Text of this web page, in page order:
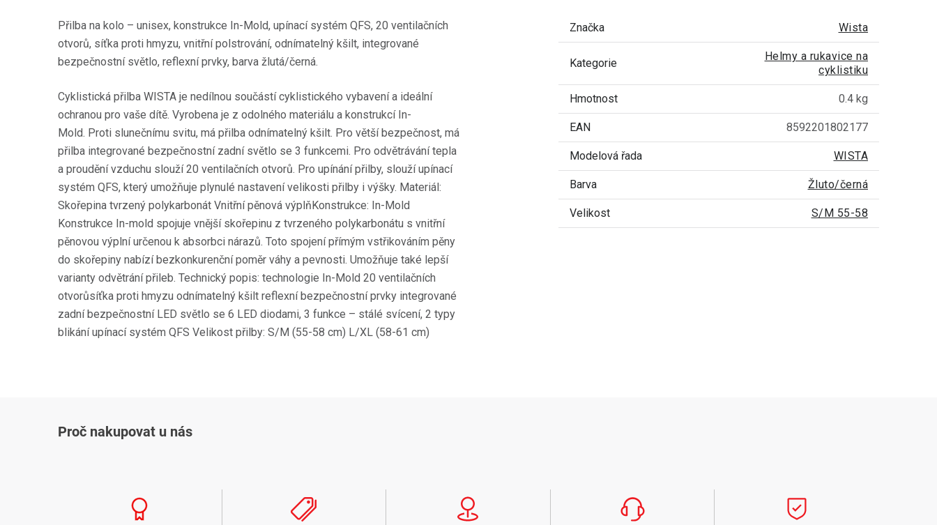
Přilba na kolo – unisex, konstrukce In-Mold, upínací systém QFS, 20 ventilačních
otvorů, síťka proti hmyzu, vnitřní polstrování, odnímatelný kšilt, integrované
bezpečnostní světlo, reflexní prvky, barva žlutá/černá.
Cyklistická přilba WISTA je nedílnou součástí cyklistického vybavení a ideální
ochranou pro vaše dítě. Vyrobena je z odolného materiálu a konstrukcí In-
Mold. Proti slunečnímu svitu, má přilba odnímatelný kšilt. Pro větší bezpečnost, má
přilba integrované bezpečnostní zadní světlo se 3 funkcemi. Pro odvětrávání tepla
a proudění vzduchu slouží 20 ventilačních otvorů. Pro upínání přilby, slouží upínací
systém QFS, který umožňuje plynulé nastavení velikosti přilby i výšky. Materiál:
Skořepina tvrzený polykarbonát Vnitřní pěnová výplňKonstrukce: In-Mold
Konstrukce In-mold spojuje vnější skořepinu z tvrzeného polykarbonátu s vnitřní
pěnovou výplní určenou k absorbci nárazů. Toto spojení přímým vstřikováním pěny
do skořepiny nabízí bezkonkurenční poměr váhy a pevnosti. Umožňuje také lepší
varianty odvětrání přileb. Technický popis: technologie In-Mold 20 ventilačních
otvorůsíťka proti hmyzu odnímatelný kšilt reflexní bezpečnostní prvky integrované
zadní bezpečnostní LED světlo se 6 LED diodami, 3 funkce – stálé svícení, 2 typy
blikání upínací systém QFS Velikost přilby: S/M (55-58 cm) L/XL (58-61 cm)
Značka Wista
Kategorie
Helmy a rukavice na
cyklistiku
Hmotnost 0.4 kg
EAN 8592201802177
Modelová řada WISTA
Barva Žluto/černá
Velikost S/M 55-58
Proč nakupovat u nás